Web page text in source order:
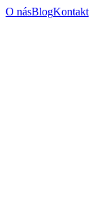
O násBlogKontakt